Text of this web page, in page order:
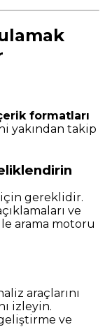
formatları
yakından takip
gereklidir.
ve
arama motoru
araçlarını
izleyin.
ve